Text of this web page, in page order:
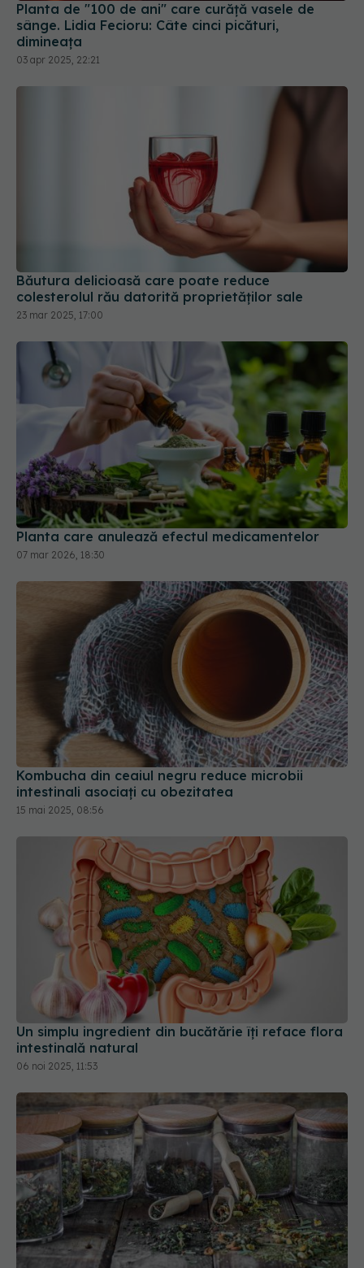
03 apr 2025, 22:21
Băutura delicioasă care poate reduce
colesterolul rău datorită proprietăților sale
Planta care anulează efectul medicamentelor
07 mar 2026, 18:30
Kombucha din ceaiul negru reduce microbii
intestinali asociați cu obezitatea
15 mai 2025, 08:56
Un simplu ingredient din bucătărie îți reface flora
intestinală natural
06 noi 2025, 11:53
10 plante medicinale utile pentru stres și
anxietate. Trebuie să le consumi dupa 35 de ani